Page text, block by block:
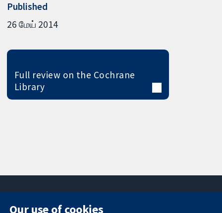
Published
26 மேய் 2014
Full review on the Cochrane
Library
Our use of cookies